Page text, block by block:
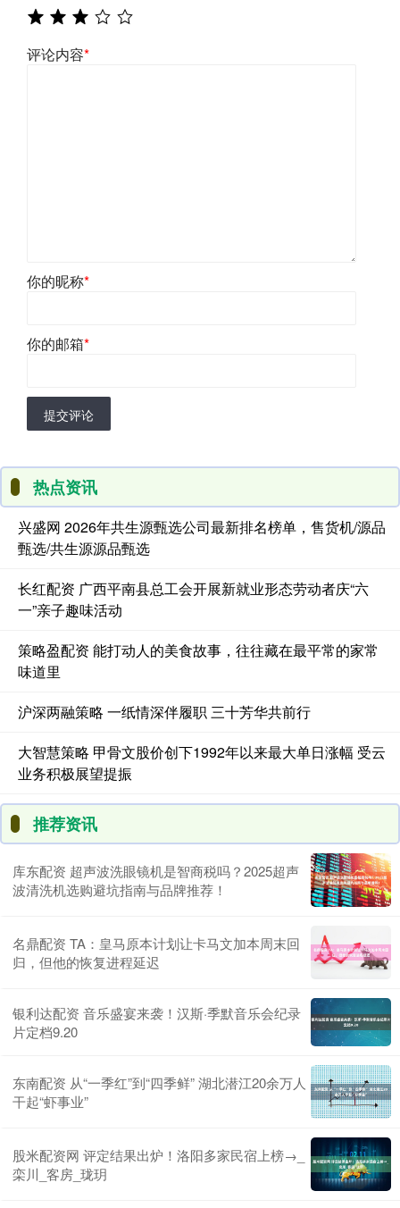
评论内容*
你的昵称*
你的邮箱*
提交评论
热点资讯
兴盛网 2026年共生源甄选公司最新排名榜单，售货机/源品
甄选/共生源源品甄选
长红配资 广西平南县总工会开展新就业形态劳动者庆“六
一”亲子趣味活动
策略盈配资 能打动人的美食故事，往往藏在最平常的家常
味道里
沪深两融策略 一纸情深伴履职 三十芳华共前行
大智慧策略 甲骨文股价创下1992年以来最大单日涨幅 受云
业务积极展望提振
推荐资讯
库东配资 超声波洗眼镜机是智商税吗？2025超声
波清洗机选购避坑指南与品牌推荐！
名鼎配资 TA：皇马原本计划让卡马文加本周末回
归，但他的恢复进程延迟
银利达配资 音乐盛宴来袭！汉斯·季默音乐会纪录
片定档9.20
东南配资 从“一季红”到“四季鲜” 湖北潜江20余万人
干起“虾事业”
股米配资网 评定结果出炉！洛阳多家民宿上榜→_
栾川_客房_珑玥